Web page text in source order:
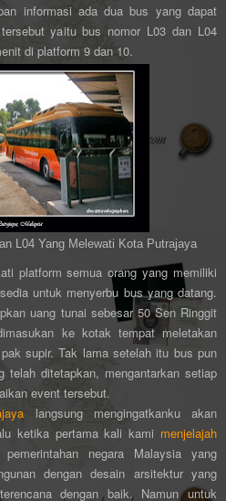
informasi ada dua bus yang dapat
yaitu bus nomor L03 dan L04
di platform 9 dan 10.
L04 Yang Melewati Kota Putrajaya
platform semua orang yang memiliki
untuk menyerbu bus yang datang.
uang tunai sebesar 50 Sen Ringgit
ke kotak tempat meletakan
supir. Tak lama setelah itu bus pun
telah ditetapkan, mengantarkan setiap
event tersebut.
langsung mengingatkanku akan
ketika pertama kali kami menjelajah
negara Malaysia yang
dengan desain arsitektur yang
dengan baik. Namun untuk